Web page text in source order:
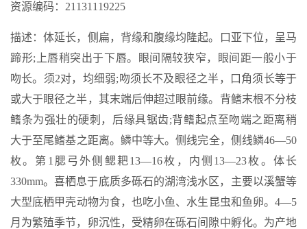
资源编码：21131119225
描述：体延长，侧扁，背缘和腹缘均隆起。口亚下位，呈马
蹄形;上唇稍突出于下唇。眼间隔较狭窄，眼间距一般小于
吻长。须2对，均细弱;吻须长不及眼径之半，口角须长等于
或大于眼径之半，其末端后伸超过眼前缘。背鳍末根不分枝
鳍条为强壮的硬刺，后缘具锯齿;背鳍起点至吻端之距离稍
大于至尾鳍基之距离。鳞中等大。侧线完全，侧线鳞46—50
枚。第1腮弓外侧鳃耙13—16枚，内侧13—23枚。体长
330mm。喜栖息于底质多砾石的湖湾浅水区，主要以溪蟹等
大型底栖甲壳动物为食，也吃小鱼、水生昆虫和鱼卵。4—5
月为繁殖季节，卵沉性，受精卵在砾石间隙中孵化。为产地